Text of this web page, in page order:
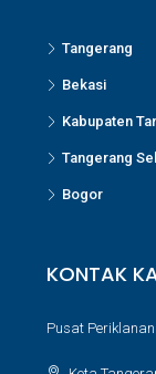
Tangerang
Bekasi
Kabupaten
Tangerang
Bogor
KONTAK
Pusat